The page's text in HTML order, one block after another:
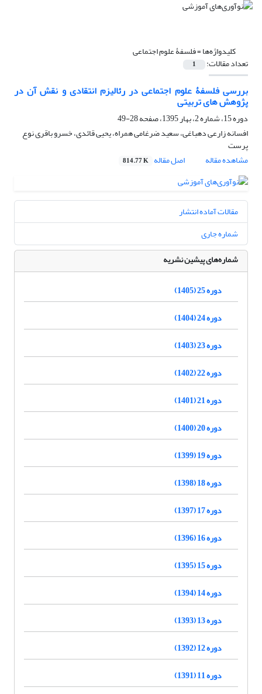
کلیدواژه‌ها =فلسفۀ علوم اجتماعی
تعداد مقالات: 1
بررسی فلسفۀ علوم اجتماعی در رئالیزم انتقادی و نقش آن در
پژوهش های تربیتی
دوره 15، شماره 2، بهار 1395، صفحه
28-49
افسانه زارعی دهباغی، سعید ضرغامی همراه، یحیی قائدی، خسرو باقری نوع
پرست
مشاهده مقاله
اصل مقاله 814.77 K
مقالات آماده انتشار
شماره جاری
شماره‌های پیشین نشریه
دوره 25 (1405)
دوره 24 (1404)
دوره 23 (1403)
دوره 22 (1402)
دوره 21 (1401)
دوره 20 (1400)
دوره 19 (1399)
دوره 18 (1398)
دوره 17 (1397)
دوره 16 (1396)
دوره 15 (1395)
دوره 14 (1394)
دوره 13 (1393)
دوره 12 (1392)
دوره 11 (1391)